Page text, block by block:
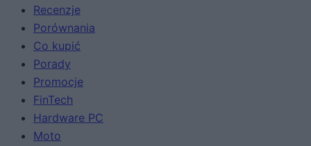
Recenzje
Porównania
Co kupić
Porady
Promocje
FinTech
Hardware PC
Moto